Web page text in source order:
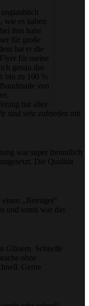
wie es haben
ihm habe
für große
hat er die
für meine
genau das
bin zu 100 %
von
hat alles
sind sehr zufrieden mit
war super freundlich
Die Qualität
,,Betrüger''
und somit war das
Gläsern. Schnelle
ohne
Gerne